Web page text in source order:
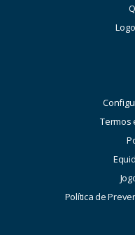
Termos
Política de